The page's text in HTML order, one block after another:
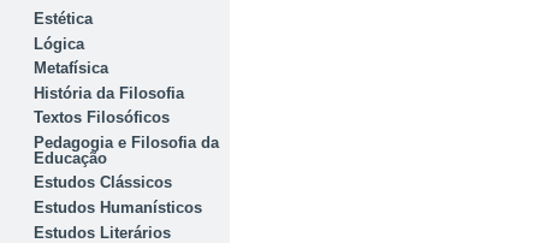
Estética
Lógica
Metafísica
História da Filosofia
Textos Filosóficos
Pedagogia e Filosofia da
Educação
Estudos Clássicos
Estudos Humanísticos
Estudos Literários